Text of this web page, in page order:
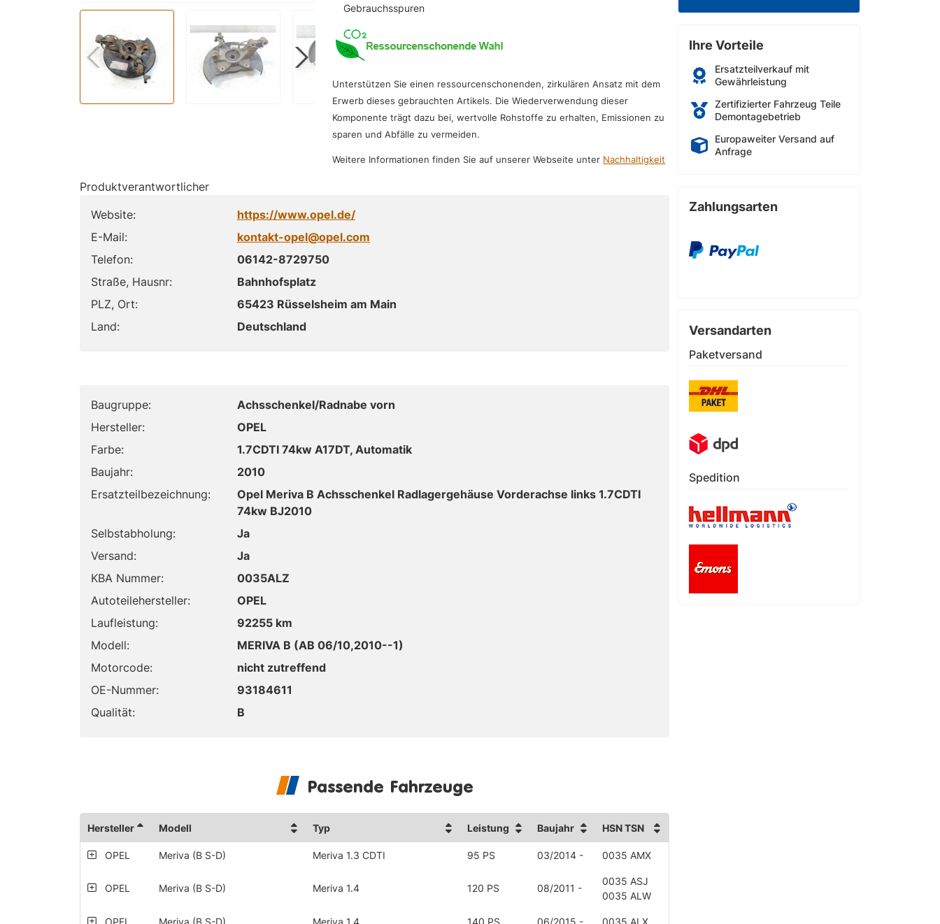
Gebrauchsspuren
Unterstützen Sie einen ressourcenschonenden, zirkulären Ansatz mit dem
Erwerb dieses gebrauchten Artikels. Die Wiederverwendung dieser
Komponente trägt dazu bei, wertvolle Rohstoffe zu erhalten, Emissionen zu
sparen und Abfälle zu vermeiden.
Weitere Informationen finden Sie auf unserer Webseite unter Nachhaltigkeit
Produktverantwortlicher
Website:
https://www.opel.de/
E-Mail:
kontakt-opel@opel.com
Telefon:
06142-8729750
Straße, Hausnr:
Bahnhofsplatz
PLZ, Ort:
65423 Rüsselsheim am Main
Land:
Deutschland
Baugruppe:
Achsschenkel/Radnabe vorn
Hersteller:
OPEL
Farbe:
1.7CDTI 74kw A17DT, Automatik
Baujahr:
2010
Ersatzteilbezeichnung:
Opel Meriva B Achsschenkel Radlagergehäuse Vorderachse links 1.7CDTI
74kw BJ2010
Selbstabholung:
Ja
Versand:
Ja
KBA Nummer:
0035ALZ
Autoteilehersteller:
OPEL
Laufleistung:
92255 km
Modell:
MERIVA B (AB 06/10,2010--1)
Motorcode:
nicht zutreffend
OE-Nummer:
93184611
Qualität:
B
Passende Fahrzeuge
Hersteller Modell Typ Leistung Baujahr HSN TSN
OPEL Meriva (B S-D) Meriva 1.3 CDTI 95 PS 03/2014 - 0035 AMX
OPEL Meriva (B S-D) Meriva 1.4 120 PS 08/2011 -
0035 ASJ
0035 ALW
OPEL Meriva (B S-D) Meriva 1.4 140 PS 06/2015 - 0035 ALX
Ihre Vorteile
Ersatzteilverkauf mit
Gewährleistung
Zertifizierter Fahrzeug Teile
Demontagebetrieb
Europaweiter Versand auf
Anfrage
Zahlungsarten
Versandarten
Paketversand
Spedition